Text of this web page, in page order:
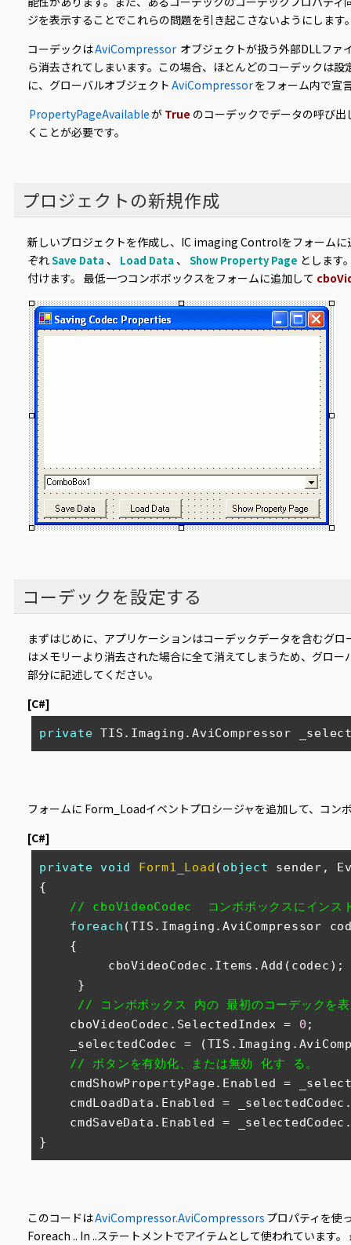
ジを表示することでこれらの問題を引き起こさないようにします
コーデックはAviCompressor オブジェクトが扱う外部DLLファ
ら消去されてしまいます。この場合、ほとんどのコーデックは
に、グローバルオブジェクト AviCompressorをフォーム内で宣
PropertyPageAvailableが True のコーデックでデータの呼び
くことが必要です。
プロジェクトの新規作成
新しいプロジェクトを作成し、IC imaging Controlをフォーム
ぞれSave Data 、 Load Data 、 Show Property Page とします
付けます。 最低一つコンボボックスをフォームに追加して
コーデックを設定する
まずはじめに、アプリケーションはコーデックデータを含むグ
はメモリーより消去された場合に全て消えてしまうため、グロ
部分に記述してください。
[C#]
private TIS.Imaging.AviCompressor
フォームに Form_Loadイベントプロシージャを追加して、コン
[C#]
private void Form1_Load ( object sender,
{
// cboVideoCodec  コンボボックスにインスト
foreach (TIS.Imaging.AviCompressor
// コンボボックス 内の 最初のコーデックを表
    cboVideoCodec.SelectedIndex =
0 ;
// ボタンを有効化、または無効 化す る。
}
このコードはAviCompressor.AviCompressors プロパティを使
Foreach .. In ..ステートメントでアイテムとして使われています